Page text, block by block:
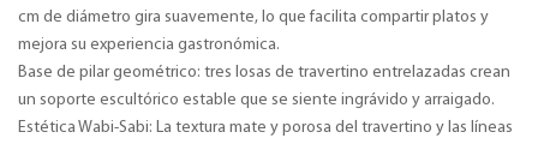
cm de diámetro gira suavemente, lo que facilita compartir platos y
mejora su experiencia gastronómica.
Base de pilar geométrico: tres losas de travertino entrelazadas crean
un soporte escultórico estable que se siente ingrávido y arraigado.
Estética Wabi-Sabi: La textura mate y porosa del travertino y las líneas